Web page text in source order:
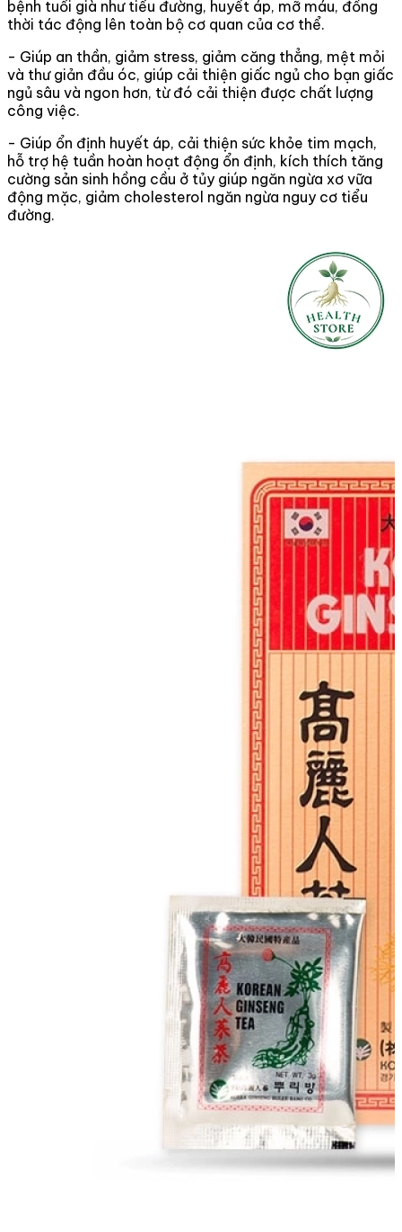
bệnh tuổi già như tiểu đường, huyết áp, mỡ máu, đồng
thời tác động lên toàn bộ cơ quan của cơ thể.
- Giúp an thần, giảm stress, giảm căng thẳng, mệt mỏi
và thư giản đầu óc, giúp cải thiện giấc ngủ cho bạn giấc
ngủ sâu và ngon hơn, từ đó cải thiện được chất lượng
công việc.
- Giúp ổn định huyết áp, cải thiện sức khỏe tim mạch,
hỗ trợ hệ tuần hoàn hoạt động ổn định, kích thích tăng
cường sản sinh hồng cầu ở tủy giúp ngăn ngừa xơ vữa
động mặc, giảm cholesterol ngăn ngừa nguy cơ tiểu
đường.